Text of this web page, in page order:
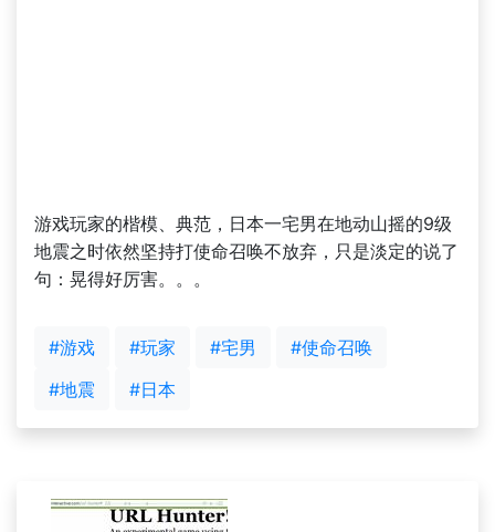
游戏玩家的楷模、典范，日本一宅男在地动山摇的9级
地震之时依然坚持打使命召唤不放弃，只是淡定的说了
句：晃得好厉害。。。
#游戏 #玩家 #宅男
#使命召唤
#地震
#日本